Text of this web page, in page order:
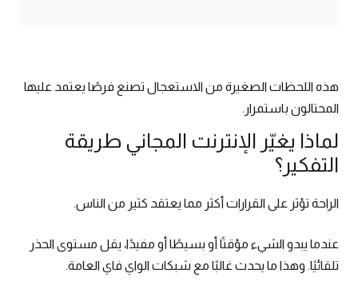
هذه اللحظات الصغيرة من الاستعجال تصنع فرصًا يعتمد عليها
المحتالون باستمرار.
لماذا يغيّر الإنترنت المجاني طريقة
التفكير؟
الراحة تؤثر على القرارات أكثر مما يعتقد كثير من الناس.
عندما يبدو الشيء مؤقتًا أو بسيطًا أو مفيدًا، يقل مستوى الحذر
تلقائيًا. وهذا ما يحدث غالبًا مع شبكات الواي فاي العامة.